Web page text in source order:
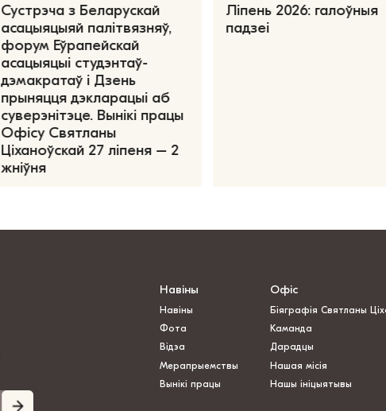
Сустрэча з Беларускай
асацыяцыяй палітвязняў,
форум Еўрапейскай
асацыяцыі студэнтаў-
дэмакратаў і Дзень
прыняцця дэкларацыі аб
суверэнітэце. Вынікі працы
Офісу Святланы
Ціханоўскай 27 ліпеня – 2
жніўня
Ліпень 2026: галоўныя
падзеі
Навіны
Навіны
Фота
Відэа
Мерапрыемствы
Вынікі працы
Офіс
Біяграфія Святланы
Каманда
Дарадцы
Нашая місія
Нашы ініцыятывы